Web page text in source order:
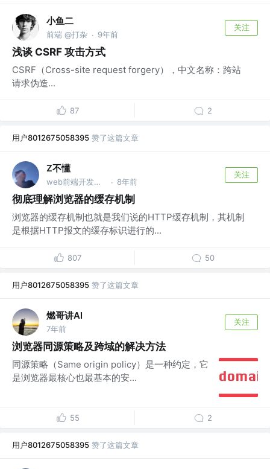
小鱼二
前端 @打杂 · 9年前
关注
浅谈 CSRF 攻击方式
CSRF（Cross-site request forgery），中文名称：跨站
请求伪造...
87 2
用户8012675058395 赞了这篇文章
Z不懂
web前端开发工程师 · 8年前
关注
彻底理解浏览器的缓存机制
浏览器的缓存机制也就是我们说的HTTP缓存机制，其机制
是根据HTTP报文的缓存标识进行的...
807 50
用户8012675058395 赞了这篇文章
燃哥讲AI
7年前
关注
浏览器同源策略及跨域的解决方法
同源策略（Same origin policy）是一种约定，它
是浏览器最核心也最基本的安...
55 2
用户8012675058395 赞了这篇文章